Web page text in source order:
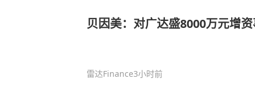
贝因美：对广达盛8000万元增
雷达Finance3小时前